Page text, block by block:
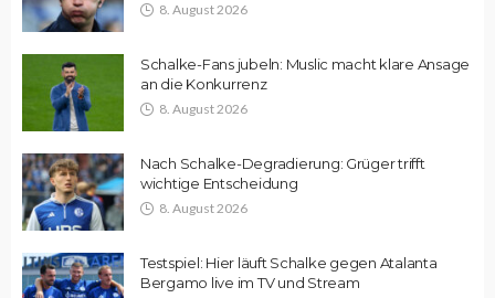
8. August 2026
Schalke-Fans jubeln: Muslic macht klare Ansage
an die Konkurrenz
8. August 2026
Nach Schalke-Degradierung: Grüger trifft
wichtige Entscheidung
8. August 2026
Testspiel: Hier läuft Schalke gegen Atalanta
Bergamo live im TV und Stream